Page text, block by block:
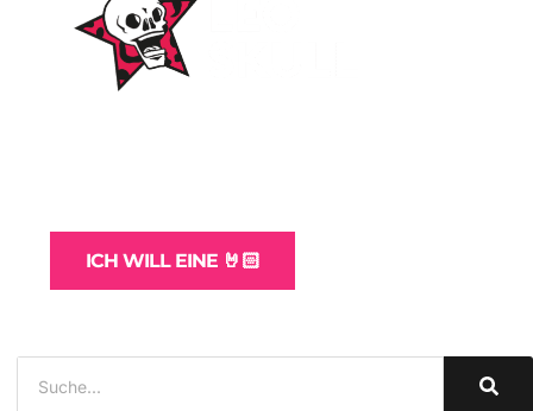
ICH WILL EINE 🤘🏻